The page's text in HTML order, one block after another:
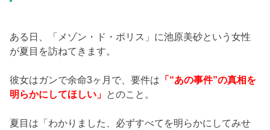
ある日、「メゾン・ド・ポリス」に池原美砂という女性
が夏目を訪ねてきます。
彼女はガンで余命3ヶ月で、要件は 「“あの事件”の真相を
明らかにしてほしい」 とのこと。
夏目は「わかりました、必ずすべてを明らかにしてみせ